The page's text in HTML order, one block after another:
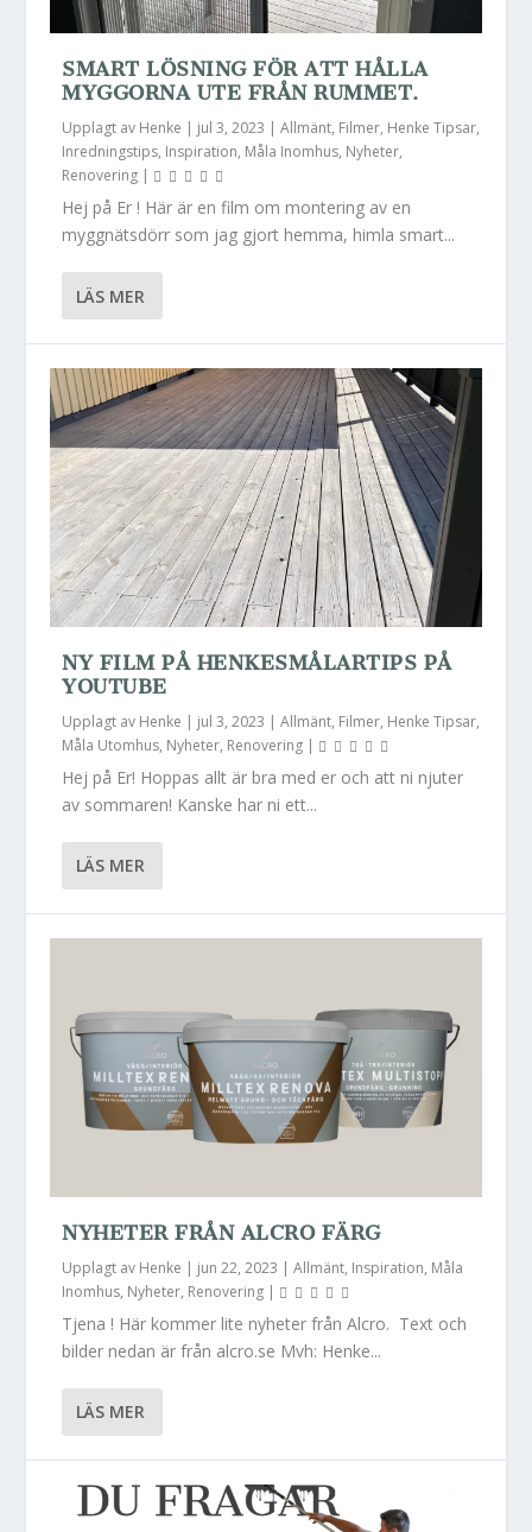
SMART LÖSNING FÖR ATT HÅLLA
MYGGORNA UTE FRÅN RUMMET.
Upplagt av Henke | jul 3, 2023 |Allmänt, Filmer, Henke Tipsar,
Inredningstips, Inspiration, Måla Inomhus, Nyheter,
Renovering |
Hej på Er ! Här är en film om montering av en
myggnätsdörr som jag gjort hemma, himla smart...
LÄS MER
NY FILM PÅ HENKESMÅLARTIPS PÅ
YOUTUBE
Upplagt av Henke | jul 3, 2023 |Allmänt, Filmer, Henke Tipsar,
Måla Utomhus, Nyheter, Renovering |
Hej på Er! Hoppas allt är bra med er och att ni njuter
av sommaren! Kanske har ni ett...
LÄS MER
NYHETER FRÅN ALCRO FÄRG
Upplagt av Henke | jun 22, 2023 |Allmänt, Inspiration, Måla
Inomhus, Nyheter, Renovering |
Tjena ! Här kommer lite nyheter från Alcro. Text och
bilder nedan är från alcro.se Mvh: Henke...
LÄS MER